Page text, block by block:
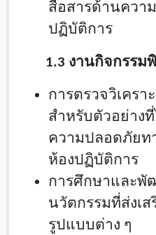
สื่อสารด้านควา
ปฏิบัติการ
1.3 งานกิจกรรม
การตรวจวิเคร
สำหรับตัวอย่าง
ความปลอดภัยท
ห้องปฏิบัติการ
การศึกษาและ
นวัตกรรมที่ส่งเ
รูปแบบต่าง ๆ